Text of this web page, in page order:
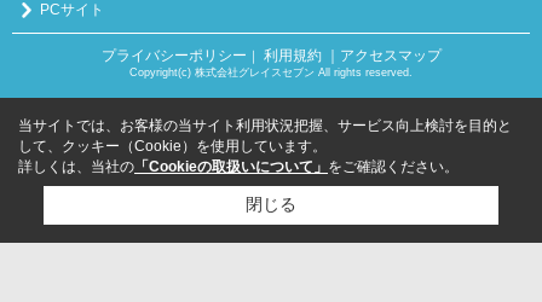
PCサイト
プライバシーポリシー 利用規約 ｜アクセスマップ
Copyright(c) 株式会社グレイスセブン All rights reserved.
当サイトでは、お客様の当サイト利用状況把握、サービス向上検討を目的と
して、クッキー（Cookie）を使用しています。
詳しくは、当社の 「Cookieの取扱いについて」 をご確認ください。
閉じる